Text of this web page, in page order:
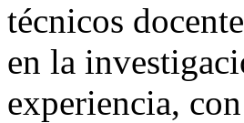
técnicos
en la
experiencia,